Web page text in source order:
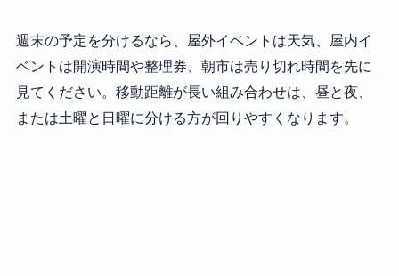
週末の予定を分けるなら、屋外イベントは天気、屋内イ
ベントは開演時間や整理券、朝市は売り切れ時間を先に
見てください。移動距離が長い組み合わせは、昼と夜、
または土曜と日曜に分ける方が回りやすくなります。